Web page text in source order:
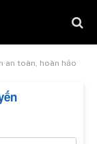
an toàn, hoàn hảo